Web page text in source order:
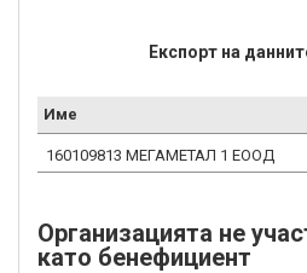
Експорт на
Име
160109813 МЕГАМЕТАЛ 1 ЕООД
Организацията не
като бенефициент